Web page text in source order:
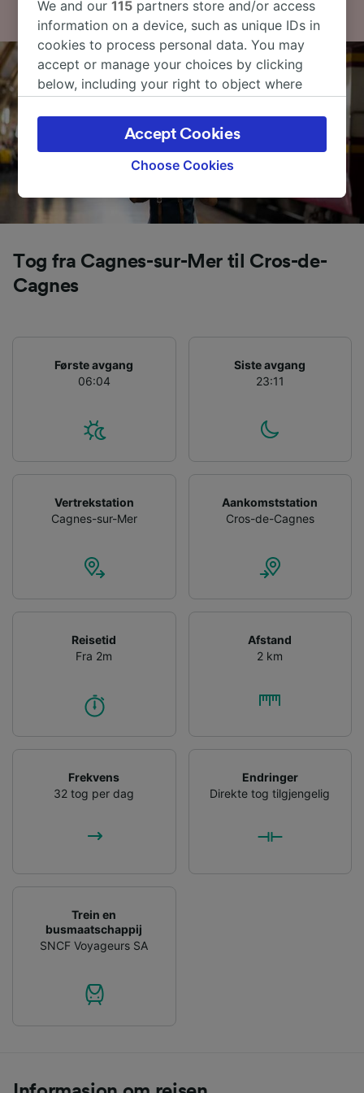
Tog fra Cagnes-sur-Mer til Cros-de-
Cagnes
Første avgang
06:04
Siste avgang
23:11
Vertrekstation
Cagnes-sur-Mer
Aankomststation
Cros-de-Cagnes
Reisetid
Fra 2m
Afstand
2 km
Frekvens
32 tog per dag
Endringer
Direkte tog tilgjengelig
Trein en
busmaatschappij
SNCF Voyageurs SA
We and our115 partners store and/or access
information on a device, such as unique IDs in
cookies to process personal data. You may
accept or manage your choices by clicking
below, including your right to object where
the privacy policy page. These choices will be
signaled to our partners and will not affect
browsing data. Your data will not be used for
track you.
Use precise geolocation data. Actively scan
device characteristics for identification. Store
and/or access information on a device.
Personalised advertising and content,
audience research and services development.
List of Partners
Choose Cookies
Accept Cookies